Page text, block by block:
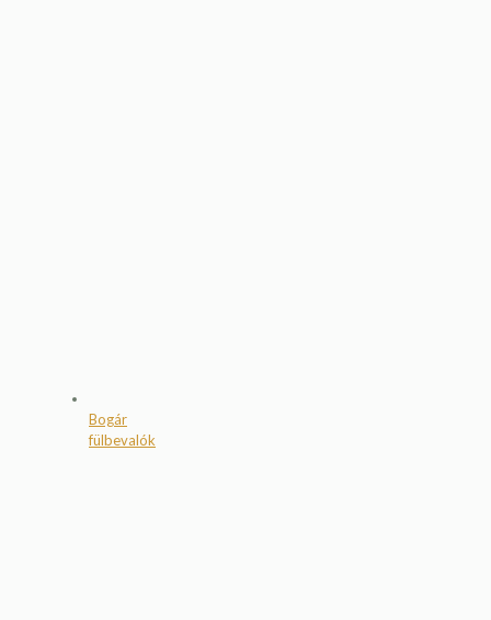
Bogár
fülbevalók